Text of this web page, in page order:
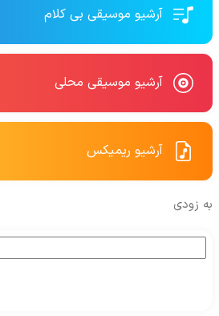
آرشیو موسیقی بی کلام
آرشیو موسیقی محلی
آرشیو ریمیکس
به زودی